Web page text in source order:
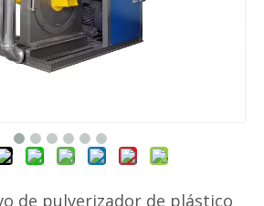
de pulverizador de plástico